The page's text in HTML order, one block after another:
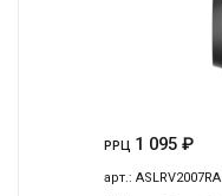
РРЦ 1 095 ₽
арт.: ASLRV2007RA